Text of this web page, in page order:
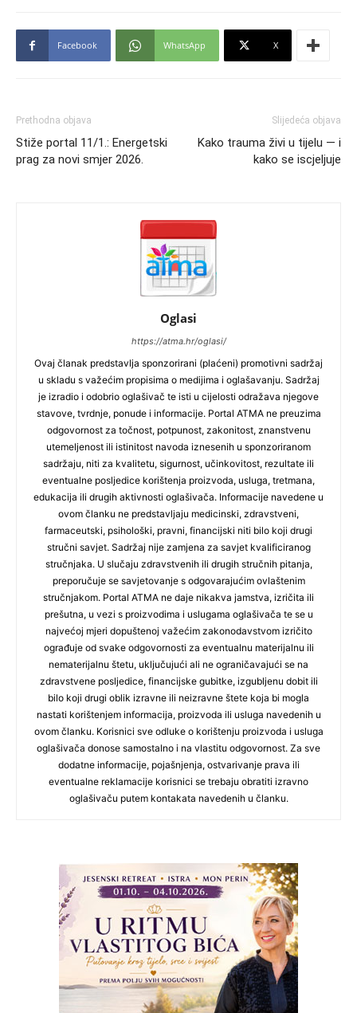
Facebook WhatsApp X
Prethodna objava
Stiže portal 11/1.: Energetski
prag za novi smjer 2026.
Slijedeća objava
Kako trauma živi u tijelu — i
kako se iscjeljuje
Oglasi
https://atma.hr/oglasi/
Ovaj članak predstavlja sponzorirani (plaćeni) promotivni sadržaj
u skladu s važećim propisima o medijima i oglašavanju. Sadržaj
je izradio i odobrio oglašivač te isti u cijelosti odražava njegove
stavove, tvrdnje, ponude i informacije. Portal ATMA ne preuzima
odgovornost za točnost, potpunost, zakonitost, znanstvenu
utemeljenost ili istinitost navoda iznesenih u sponzoriranom
sadržaju, niti za kvalitetu, sigurnost, učinkovitost, rezultate ili
eventualne posljedice korištenja proizvoda, usluga, tretmana,
edukacija ili drugih aktivnosti oglašivača. Informacije navedene u
ovom članku ne predstavljaju medicinski, zdravstveni,
farmaceutski, psihološki, pravni, financijski niti bilo koji drugi
stručni savjet. Sadržaj nije zamjena za savjet kvalificiranog
stručnjaka. U slučaju zdravstvenih ili drugih stručnih pitanja,
preporučuje se savjetovanje s odgovarajućim ovlaštenim
stručnjakom. Portal ATMA ne daje nikakva jamstva, izričita ili
prešutna, u vezi s proizvodima i uslugama oglašivača te se u
najvećoj mjeri dopuštenoj važećim zakonodavstvom izričito
ograđuje od svake odgovornosti za eventualnu materijalnu ili
nematerijalnu štetu, uključujući ali ne ograničavajući se na
zdravstvene posljedice, financijske gubitke, izgubljenu dobit ili
bilo koji drugi oblik izravne ili neizravne štete koja bi mogla
nastati korištenjem informacija, proizvoda ili usluga navedenih u
ovom članku. Korisnici sve odluke o korištenju proizvoda i usluga
oglašivača donose samostalno i na vlastitu odgovornost. Za sve
dodatne informacije, pojašnjenja, ostvarivanje prava ili
eventualne reklamacije korisnici se trebaju obratiti izravno
oglašivaču putem kontakata navedenih u članku.